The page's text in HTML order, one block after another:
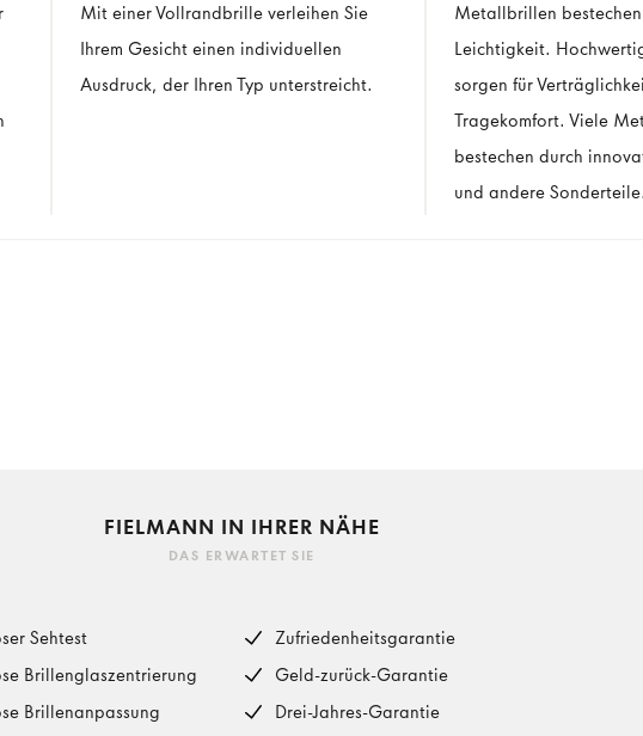
Mit einer Vollrandbrille verleihen Sie
Ihrem Gesicht einen individuellen
Ausdruck, der Ihren Typ unterstreicht.
Metallbrillen
Leichtigkeit.
sorgen für
Tragekomfort. Viele
bestechen durch
und andere Sonderteile.
FIELMANN IN IHRER NÄHE
DAS ERWARTET SIE
Sehtest
Brillenglaszentrierung
Brillenanpassung
Zufriedenheitsgarantie
Geld-zurück-Garantie
Drei-Jahres-Garantie